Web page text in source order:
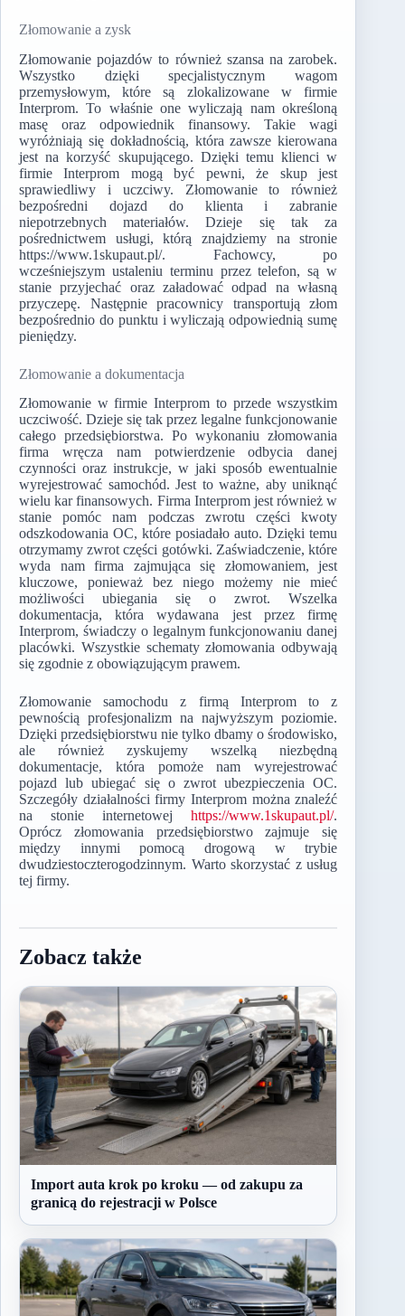
Złomowanie a zysk
Złomowanie pojazdów to również szansa na zarobek.
Wszystko dzięki specjalistycznym wagom
przemysłowym, które są zlokalizowane w firmie
Interprom. To właśnie one wyliczają nam określoną
masę oraz odpowiednik finansowy. Takie wagi
wyróżniają się dokładnością, która zawsze kierowana
jest na korzyść skupującego. Dzięki temu klienci w
firmie Interprom mogą być pewni, że skup jest
sprawiedliwy i uczciwy. Złomowanie to również
bezpośredni dojazd do klienta i zabranie
niepotrzebnych materiałów. Dzieje się tak za
pośrednictwem usługi, którą znajdziemy na stronie
https://www.1skupaut.pl/. Fachowcy, po
wcześniejszym ustaleniu terminu przez telefon, są w
stanie przyjechać oraz załadować odpad na własną
przyczepę. Następnie pracownicy transportują złom
bezpośrednio do punktu i wyliczają odpowiednią sumę
pieniędzy.
Złomowanie a dokumentacja
Złomowanie w firmie Interprom to przede wszystkim
uczciwość. Dzieje się tak przez legalne funkcjonowanie
całego przedsiębiorstwa. Po wykonaniu złomowania
firma wręcza nam potwierdzenie odbycia danej
czynności oraz instrukcje, w jaki sposób ewentualnie
wyrejestrować samochód. Jest to ważne, aby uniknąć
wielu kar finansowych. Firma Interprom jest również w
stanie pomóc nam podczas zwrotu części kwoty
odszkodowania OC, które posiadało auto. Dzięki temu
otrzymamy zwrot części gotówki. Zaświadczenie, które
wyda nam firma zajmująca się złomowaniem, jest
kluczowe, ponieważ bez niego możemy nie mieć
możliwości ubiegania się o zwrot. Wszelka
dokumentacja, która wydawana jest przez firmę
Interprom, świadczy o legalnym funkcjonowaniu danej
placówki. Wszystkie schematy złomowania odbywają
się zgodnie z obowiązującym prawem.
Złomowanie samochodu z firmą Interprom to z
pewnością profesjonalizm na najwyższym poziomie.
Dzięki przedsiębiorstwu nie tylko dbamy o środowisko,
ale również zyskujemy wszelką niezbędną
dokumentacje, która pomoże nam wyrejestrować
pojazd lub ubiegać się o zwrot ubezpieczenia OC.
Szczegóły działalności firmy Interprom można znaleźć
na stonie internetowejhttps://www.1skupaut.pl/.
Oprócz złomowania przedsiębiorstwo zajmuje się
między innymi pomocą drogową w trybie
dwudziestoczterogodzinnym. Warto skorzystać z usług
tej firmy.
Zobacz także
Import auta krok po kroku — od zakupu za
granicą do rejestracji w Polsce